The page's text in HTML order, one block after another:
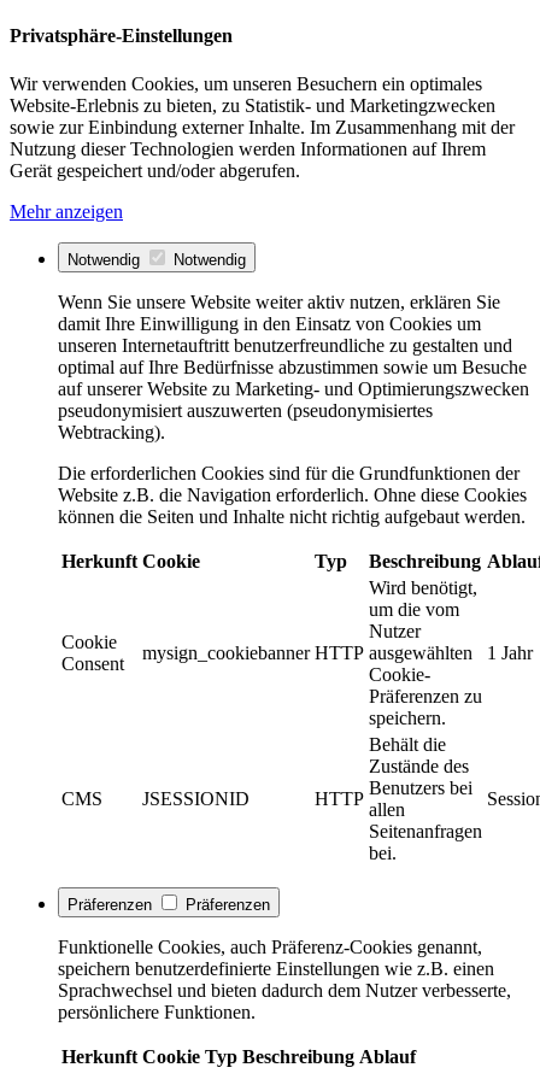
Privatsphäre-Einstellungen
Wir verwenden Cookies, um unseren Besuchern ein optimales
Website-Erlebnis zu bieten, zu Statistik- und Marketingzwecken
sowie zur Einbindung externer Inhalte. Im Zusammenhang mit der
Nutzung dieser Technologien werden Informationen auf Ihrem
Gerät gespeichert und/oder abgerufen.
Mehr anzeigen
Notwendig Notwendig
Wenn Sie unsere Website weiter aktiv nutzen, erklären Sie
damit Ihre Einwilligung in den Einsatz von Cookies um
unseren Internetauftritt benutzerfreundliche zu gestalten und
optimal auf Ihre Bedürfnisse abzustimmen sowie um Besuche
auf unserer Website zu Marketing- und Optimierungszwecken
pseudonymisiert auszuwerten (pseudonymisiertes
Webtracking).
Die erforderlichen Cookies sind für die Grundfunktionen der
Website z.B. die Navigation erforderlich. Ohne diese Cookies
können die Seiten und Inhalte nicht richtig aufgebaut werden.
Herkunft Cookie Typ Beschreibung
Cookie
Consent
mysign_cookiebanner HTTP
Wird benötigt,
um die vom
Nutzer
ausgewählten
Cookie-
Präferenzen zu
speichern.
1 Jahr
CMS JSESSIONID HTTP
Behält die
Zustände des
Benutzers bei
allen
Seitenanfragen
bei.
Präferenzen Präferenzen
Funktionelle Cookies, auch Präferenz-Cookies genannt,
speichern benutzerdefinierte Einstellungen wie z.B. einen
Sprachwechsel und bieten dadurch dem Nutzer verbesserte,
persönlichere Funktionen.
Herkunft Cookie Typ Beschreibung Ablauf